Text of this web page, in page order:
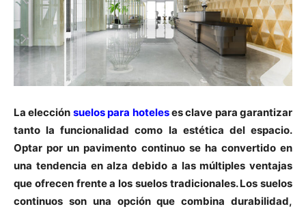
La elección suelos para hoteleses clave para garantizar
tanto la funcionalidad como la estética del espacio.
Optar por un pavimento continuo se ha convertido en
una tendencia en alza debido a las múltiples ventajas
que ofrecen frente a los suelos tradicionales. Los suelos
continuos son una opción que combina durabilidad,